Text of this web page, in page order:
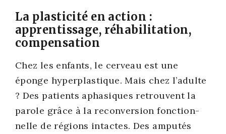
La plasticité en action :
apprentissage, réhabilitation,
compensation
Chez les enfants, le cer­veau est une
éponge hyper­plas­tique. Mais chez l’adulte
? Des patients apha­siques retrouvent la
parole grâce à la recon­ver­sion fonc­tion­
nelle de régions intactes. Des ampu­tés